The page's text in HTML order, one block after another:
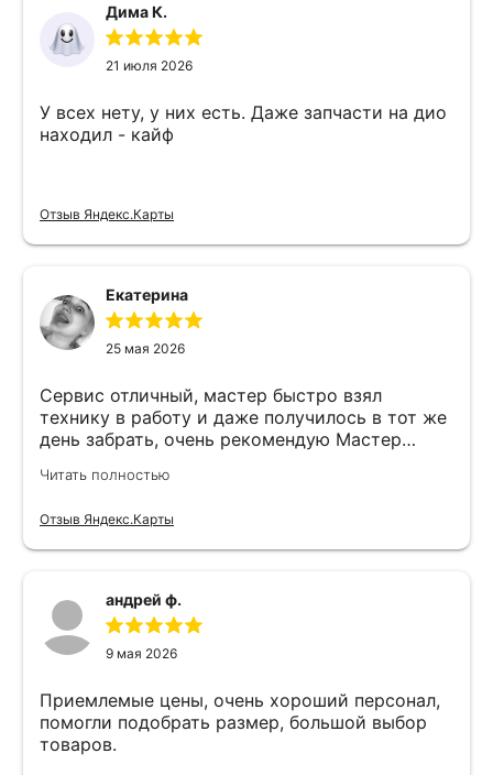
Дима К.
21 июля 2026
У всех нету, у них есть. Даже запчасти на дио
находил - кайф
Отзыв Яндекс.Карты
Екатерина
25 мая 2026
Сервис отличный, мастер быстро взял
технику в работу и даже получилось в тот же
день забрать, очень рекомендую Мастер
Читать полностью
Отзыв Яндекс.Карты
андрей ф.
9 мая 2026
Приемлемые цены, очень хороший персонал,
помогли подобрать размер, большой выбор
товаров.